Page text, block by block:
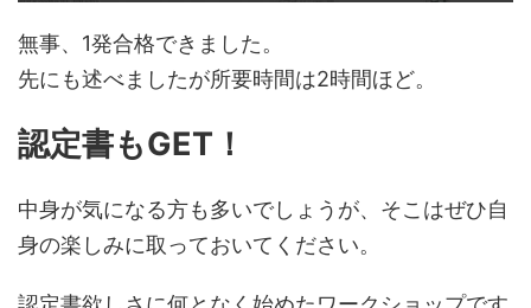
無事、1発合格できました。
先にも述べましたが所要時間は2時間ほど。
認定書もGET！
中身が気になる方も多いでしょうが、そこはぜひ自
身の楽しみに取っておいてください。